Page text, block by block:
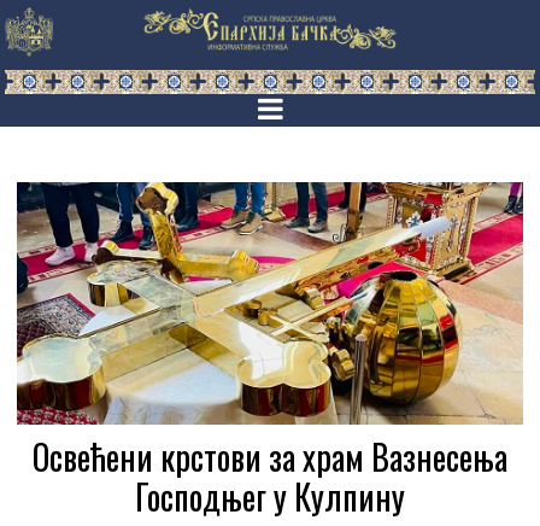
Освећени крстови за храм Вазнесења
Господњег у Кулпину